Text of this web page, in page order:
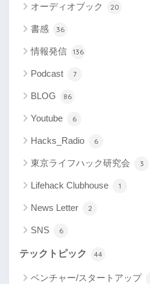
オーディオブック 20
書感 36
情報発信 136
Podcast 7
BLOG 86
Youtube 6
Hacks_Radio 6
東京ライフハック研究会 3
Lifehack Clubhouse 1
News Letter 2
SNS 6
テックトピック 44
ベンチャー/スタートアップ